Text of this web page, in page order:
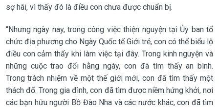
sợ hãi, vì thấy đó là điều con chưa được chuẩn bị.
“Nhưng ngày nay, trong công việc thiện nguyện tại Ủy ban tổ
chức địa phương cho Ngày Quốc tế Giới trẻ, con có thể biểu lộ
điều con cảm thấy khi làm việc tại đây. Trong kinh nguyện và
những cuộc trao đổi hằng ngày, con đã tìm thấy an bình.
Trong trách nhiệm về một thế giới mới, con đã tìm thấy một
thách đố. Trong gia đình, con đã tìm được niềm hứng khởi, nơi
các bạn hữu người Bồ Đào Nha và các nước khác, con đã tìm